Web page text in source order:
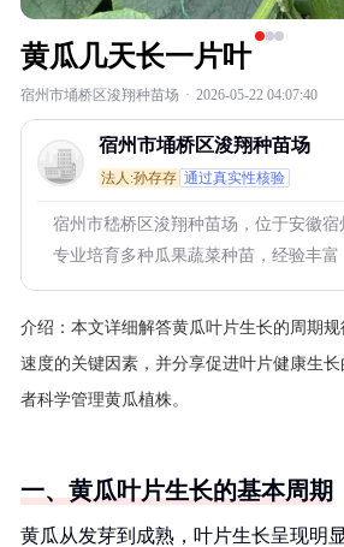
黄瓜几天长一片叶
宿州市埇桥区浚翔种苗场 · 2026-05-22 04:07:40
宿州市埇桥区浚翔种苗场
法人:孙存存 通过真实性核验
宿州市嵇桥区浚翔种苗场，位于安徽宿
专业培育多种瓜果蔬菜种苗，经验丰富
介绍： 本文详细解答黄瓜叶片生长的周期
速度的关键因素，并分享促进叶片健康生
者科学管理黄瓜植株。
一、黄瓜叶片生长的基本周期
黄瓜从发芽到成熟，叶片生长呈现明